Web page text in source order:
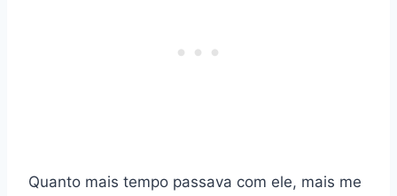
Quanto mais tempo passava com ele, mais me